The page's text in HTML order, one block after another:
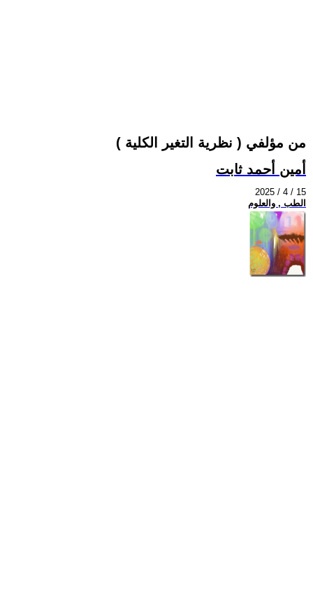
من مؤلفي ( نظرية التغير الكلية )
أمين أحمد ثابت
2025 / 4 / 15
الطب , والعلوم